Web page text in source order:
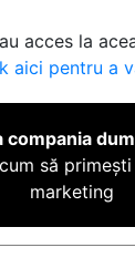
acces la
aici pentru a
compania
să
marketing